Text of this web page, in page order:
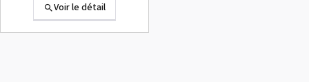
Voir le détail